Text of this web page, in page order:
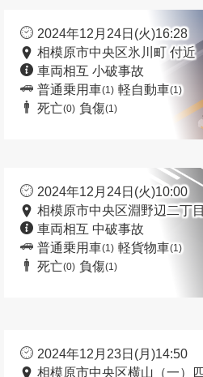
2024年12月24日(火)16:28
相模原市中央区氷川町 付近
車両相互 小破事故
普通乗用車(1) 軽自動車(1)
死亡(0) 負傷(1)
2024年12月24日(火)10:00
相模原市中央区淵野辺二丁
車両相互 中破事故
普通乗用車(1) 軽貨物車(1)
死亡(0) 負傷(1)
2024年12月23日(月)14:50
相模原市中央区横山（一）